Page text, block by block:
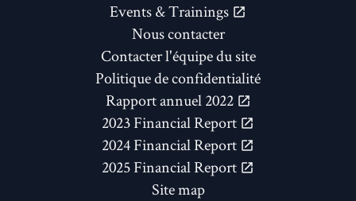
Events & Trainings
Nous contacter
Contacter l'équipe du site
Politique de confidentialité
Rapport annuel 2022
2023 Financial Report
2024 Financial Report
2025 Financial Report
Site map